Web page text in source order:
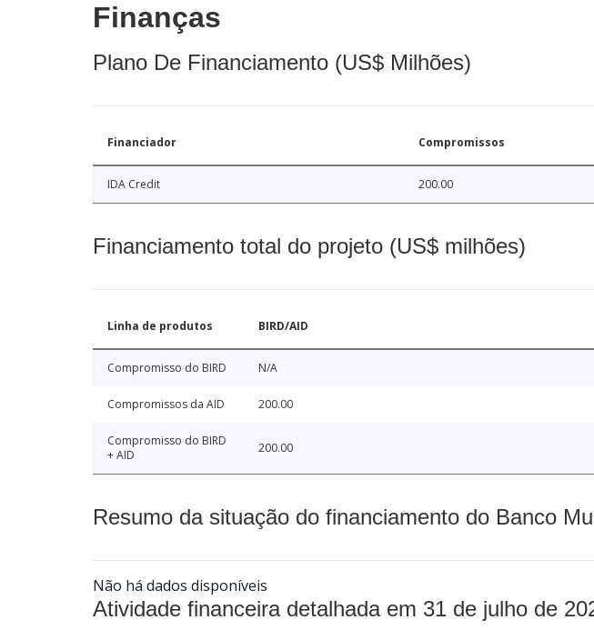
Finanças
Plano De Financiamento (US$ Milhões)
Financiador Compromissos
IDA Credit 200.00
Financiamento total do projeto (US$ milhões)
Linha de produtos BIRD/AID
Compromisso do BIRD N/A
Compromissos da AID 200.00
Compromisso do BIRD
+ AID
200.00
Resumo da situação do financiamento do Banco
Não há dados disponíveis
Atividade financeira detalhada em 31 de julho de